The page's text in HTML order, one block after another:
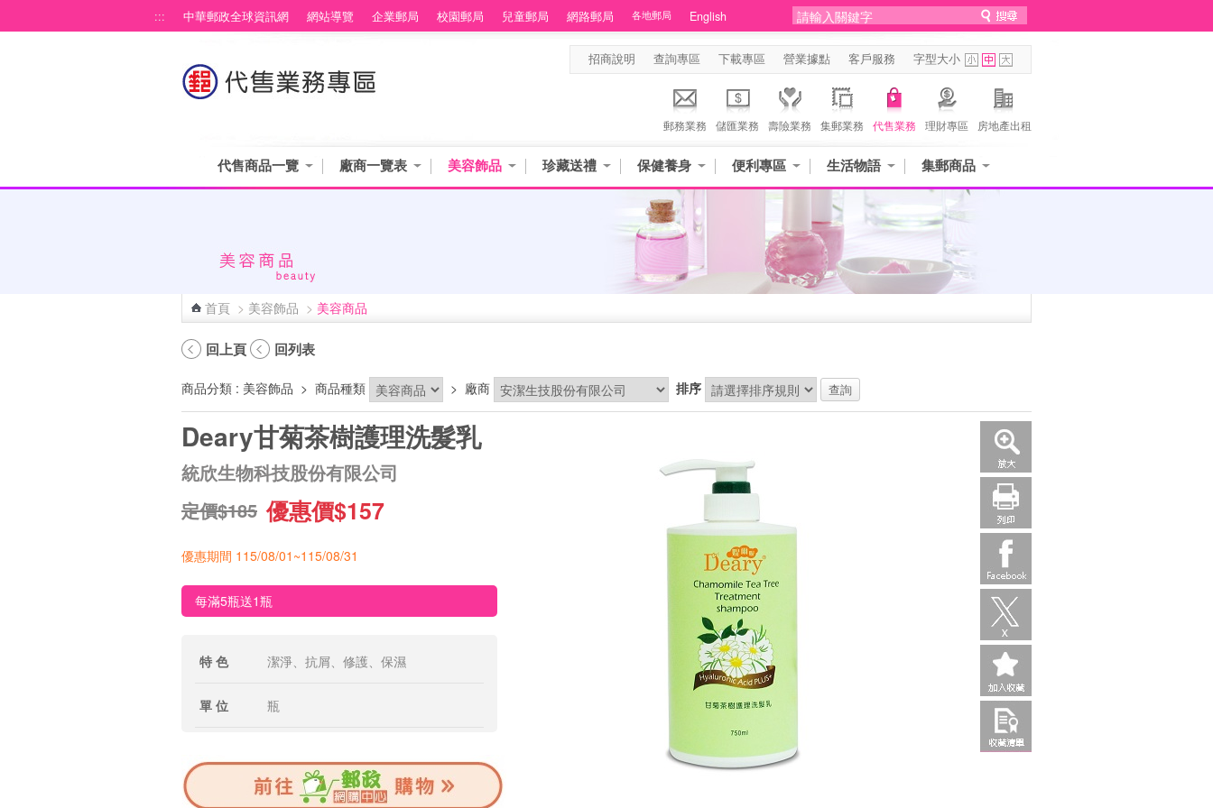
::: 中華郵政全球資訊網 網站導覽 企業郵局 校園郵局 兒童郵局 網路郵局 各地郵局 English
招商說明 查詢專區 下載專區 營業據點 客戶服務 字型大小
郵務業務 儲匯業務 壽險業務 集郵業務 代售業務 理財專區 房地產出租
代售商品一覽 廠商一覽表 美容飾品 珍藏送禮 保健養身 便利專區 生活物語 集郵商品
首頁 > 美容飾品 > 美容商品
回上頁 回列表
商品分類 : 美容飾品 > 商品種類 > 廠商 排序
Deary甘菊茶樹護理洗髮乳
統欣生物科技股份有限公司
定價$185 優惠價$157
優惠期間 115/08/01~115/08/31
每滿5瓶送1瓶
特 色 潔淨、抗屑、修護、保濕
單 位 瓶